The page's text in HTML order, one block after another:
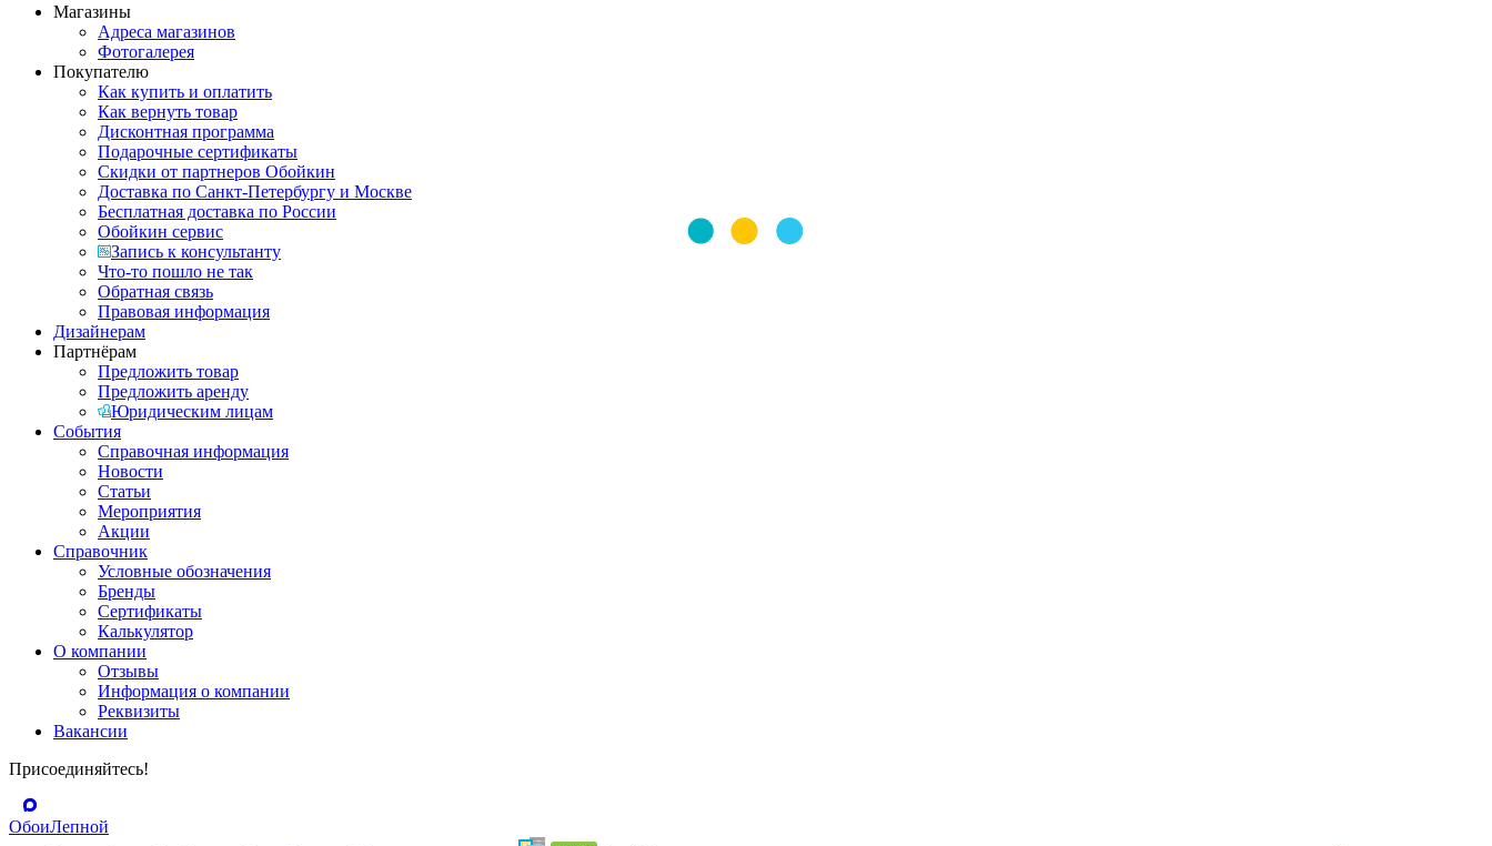
Магазины
Адреса магазинов
Фотогалерея
Покупателю
Как купить и оплатить
Как вернуть товар
Дисконтная программа
Подарочные сертификаты
Скидки от партнеров Обойкин
Доставка по Санкт-Петербургу и Москве
Бесплатная доставка по России
Обойкин сервис
Запись к консультанту
Что-то пошло не так
Обратная связь
Правовая информация
Дизайнерам
Партнёрам
Предложить товар
Предложить аренду
Юридическим лицам
События
Справочная информация
Новости
Статьи
Мероприятия
Акции
Справочник
Условные обозначения
Бренды
Сертификаты
Калькулятор
О компании
Отзывы
Информация о компании
Реквизиты
Вакансии
Присоединяйтесь!
ОбоиЛепной